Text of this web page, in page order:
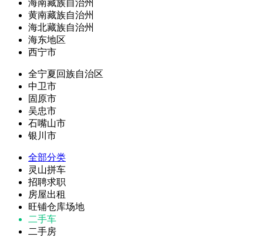
海南藏族自治州
黄南藏族自治州
海北藏族自治州
海东地区
西宁市
全宁夏回族自治区
中卫市
固原市
吴忠市
石嘴山市
银川市
全部分类
灵山拼车
招聘求职
房屋出租
旺铺仓库场地
二手车
二手房